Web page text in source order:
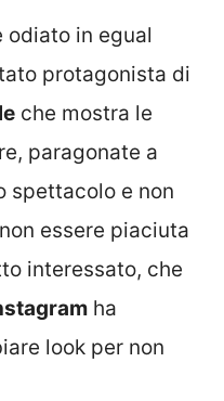
odiato in egual
protagonista di
che mostra le
paragonate a
spettacolo e non
essere piaciuta
interessato, che
ha
look per non